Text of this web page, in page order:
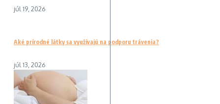
júl 19, 2026
Aké prírodné látky sa využívajú na podporu trávenia?
júl 13, 2026